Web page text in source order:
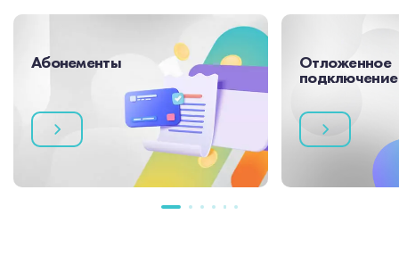
Абонементы Отложенное
подключение